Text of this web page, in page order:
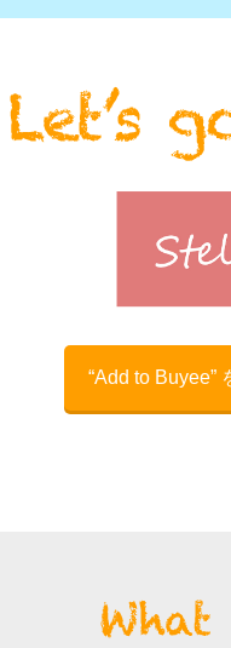
“Add to Buyee”